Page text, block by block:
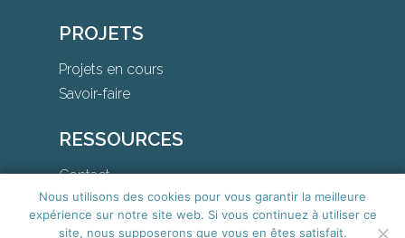
PROJETS
Projets en cours
Savoir-faire
RESSOURCES
Contact
Téléchargements
Nous utilisons des cookies pour vous garantir la meilleure
expérience sur notre site web. Si vous continuez à utiliser ce
site, nous supposerons que vous en êtes satisfait.